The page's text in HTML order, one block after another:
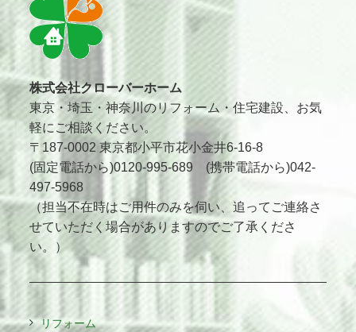
株式会社クローバーホーム
東京・埼玉・神奈川のリフォーム・住宅建設、お気
軽にご相談ください。
〒187-0002 東京都小平市花小金井6-16-8
(固定電話から)0120-995-689 (携帯電話から)042-
497-5968
（担当不在時はご用件のみを伺い、追ってご連絡さ
せていただく場合がありますのでご了承くださ
い。）
リフォーム